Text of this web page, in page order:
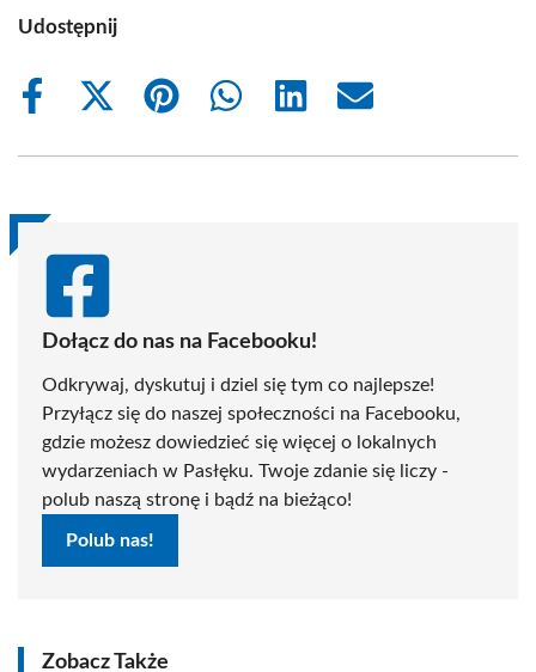
Udostępnij
Share
Share
(Twitter)
Share
Share
Share
Share
Dołącz do nas na Facebooku!
Odkrywaj, dyskutuj i dziel się tym co najlepsze!
Przyłącz się do naszej społeczności na Facebooku,
gdzie możesz dowiedzieć się więcej o lokalnych
wydarzeniach w Pasłęku. Twoje zdanie się liczy -
polub naszą stronę i bądź na bieżąco!
Polub nas!
Zobacz Także